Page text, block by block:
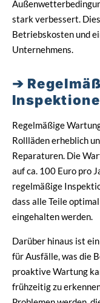
stark verbessert.
Betriebskosten und
Unternehmens.
Regelmäßige
Rollläden erheblich
Reparaturen. Die
auf ca. 100 Euro pro
regelmäßige
dass alle Teile
eingehalten werden.
Darüber hinaus ist
für Ausfälle, was die
proaktive Wartung
frühzeitig zu